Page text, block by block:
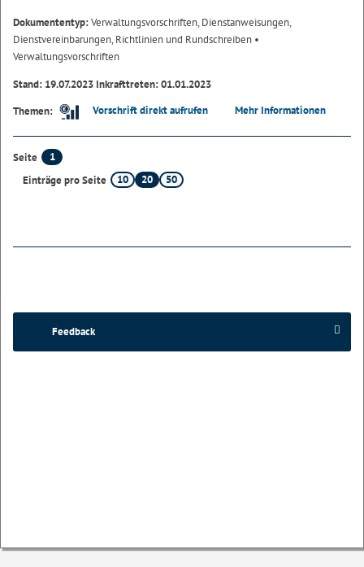
Dokumententyp:Verwaltungsvorschriften, Dienstanweisungen,
Dienstvereinbarungen, Richtlinien und Rundschreiben •
Verwaltungsvorschriften
Stand: 19.07.2023 Inkrafttreten: 01.01.2023
Themen:
Vorschrift direkt aufrufen Mehr Informationen
Seite
1
Einträge pro Seite
10 20 50
Feedback